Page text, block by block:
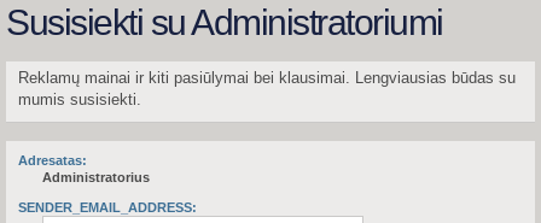
Susisiekti su Administratoriumi
Reklamų mainai ir kiti pasiūlymai bei klausimai. Lengviausias būdas su
mumis susisiekti.
Adresatas:
Administratorius
SENDER_EMAIL_ADDRESS: